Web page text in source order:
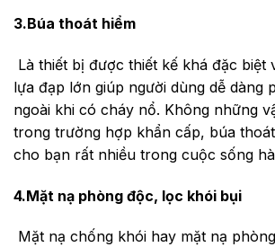
3.Búa thoát hiểm
Là thiết bị được thiết kế khá đặc biệt
lựa đạp lớn giúp người dùng dễ dàng
ngoài khi có cháy nổ. Không những
trong trường hợp khẩn cấp, búa
cho bạn rất nhiều trong cuộc sống
4.Mặt nạ phòng độc, lọc khói bụi
Mặt nạ chống khói hay mặt nạ